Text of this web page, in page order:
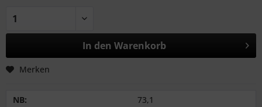
In den Warenkorb
Merken
NB:
73,1